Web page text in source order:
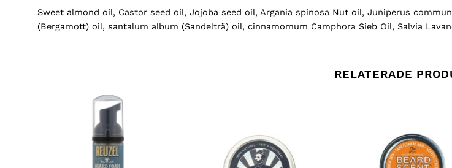
Sweet almond oil, Castor seed oil, Jojoba seed oil, Argania spinosa Nut oil, Juniperus
(Bergamott) oil, santalum album (Sandelträ) oil, cinnamomum Camphora Sieb Oil, Salvia
RELATERADE